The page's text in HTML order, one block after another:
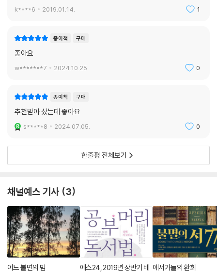
k****6 2019.01.14. 1
종이책 구매
좋아요
w*******7 2024.10.25. 0
종이책 구매
추천받아 샀는데 좋아요
s*****8 2024.07.05. 0
한줄평 전체보기
채널예스 기사 3
어느 불면의 밤
예스24, 2019년 상반기 베 애서가들의 환희